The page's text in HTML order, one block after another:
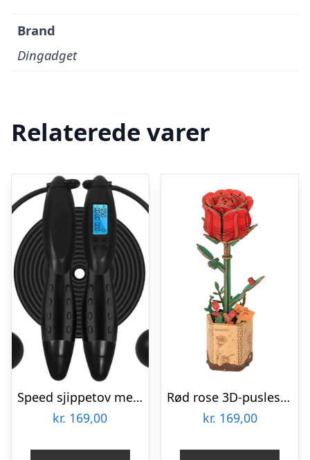
Brand
Dingadget
Relaterede varer
Speed sjippetov med digital tæller | Speed rope
kr. 169,00
Rød rose 3D-puslespil fra Rowoodâ¢ (TW042)
kr. 169,00